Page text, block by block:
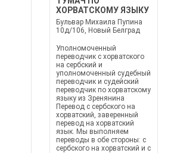
ХОРВАТСКОМУ ЯЗЫКУ
Бульвар Михаила Пупина
10д/106, Новый Белград
Уполномоченный
переводчик с хорватского
на сербский и
уполномоченный судебный
переводчик и судейский
переводчик по хорватскому
языку из Зренянина
Перевод с сербского на
хорватский, заверенный
перевод на хорватский
язык. Мы выполняем
переводы в обе стороны: с
сербского на хорватский и с